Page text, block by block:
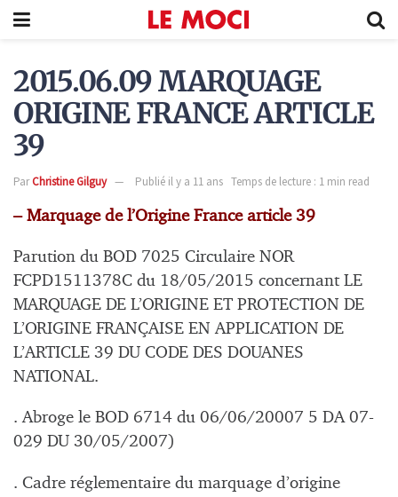
2015.06.09 MARQUAGE
ORIGINE FRANCE ARTICLE
39
ParChristine Gilguy Publié il y a 11 ans Temps de lecture : 1 min read
– Marquage de l’Origine France article 39
Parution du BOD 7025 Circulaire NOR
FCPD1511378C du 18/05/2015 concernant LE
MARQUAGE DE L’ORIGINE ET PROTECTION DE
L’ORIGINE FRANÇAISE EN APPLICATION DE
L’ARTICLE 39 DU CODE DES DOUANES
NATIONAL.
. Abroge le BOD 6714 du 06/06/20007 5 DA 07-
029 DU 30/05/2007)
. Cadre réglementaire du marquage d’origine